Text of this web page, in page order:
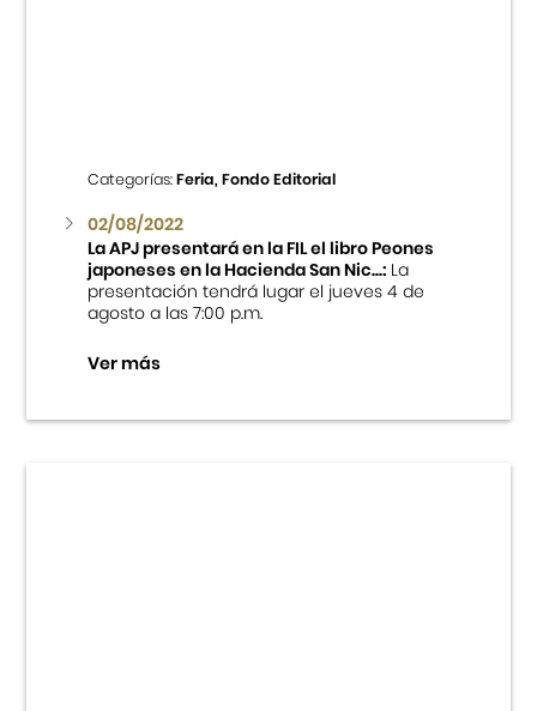
Categorías:Feria, Fondo Editorial
02/08/2022
La APJ presentará en la FIL el libro Peones
japoneses en la Hacienda San Nic...:La
presentación tendrá lugar el jueves 4 de
agosto a las 7:00 p.m.
Ver más